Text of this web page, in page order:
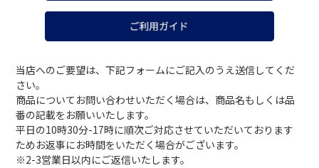
当店へのご要望は、下記フォームにご記入のうえ送信してくだ
さい。
商品についてお問い合わせいただく場合は、商品名もしくは品
番の記載をお願いいたします。
平日の10時30分-17時に順次ご対応させていただいております
ためお返事にお時間をいただく場合がございます。
※2-3営業日以内にご返信いたします。